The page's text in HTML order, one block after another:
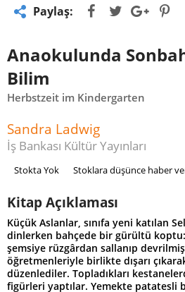
Paylaş:
Anaokulunda
Bilim
Herbstzeit im Kindergarten
Sandra Ladwig
İş Bankası Kültür Yayınları
Stokta Yok Stoklara düşünce haber
Kitap Açıklaması
Küçük Aslanlar, sınıfa yeni katılan
dinlerken bahçede bir gürültü
şemsiye rüzgârdan sallanıp
öğretmenleriyle birlikte dışarı
düzenlediler. Topladıkları
figürleri yaptılar. Yemekte patatesli